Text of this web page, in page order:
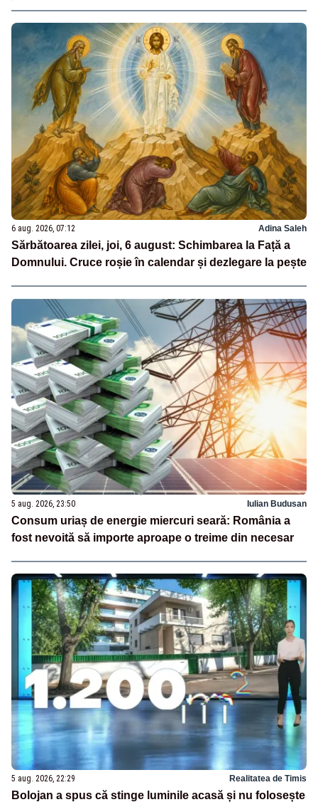
6 aug. 2026, 07:12 Adina Saleh
Sărbătoarea zilei, joi, 6 august: Schimbarea la Față a
Domnului. Cruce roșie în calendar și dezlegare la pește
5 aug. 2026, 23:50 Iulian Budusan
Consum uriaș de energie miercuri seară: România a
fost nevoită să importe aproape o treime din necesar
5 aug. 2026, 22:29 Realitatea de Timis
Bolojan a spus că stinge luminile acasă și nu folosește